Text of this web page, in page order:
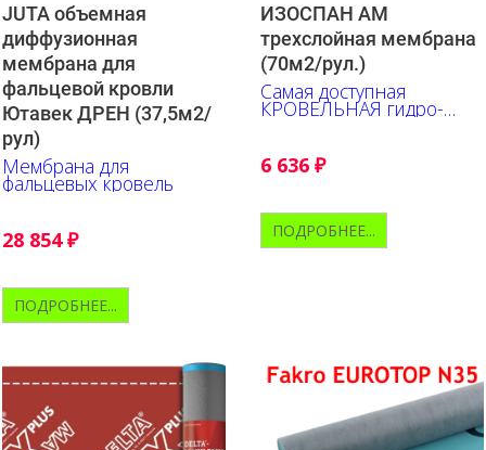
JUTA объемная
диффузионная
мембрана для
фальцевой кровли
Ютавек ДРЕН (37,5м2/
рул)
Мембрана для
фальцевых кровель
28 854₽
ПОДРОБНЕЕ...
ИЗОСПАН АМ
трехслойная мембрана
(70м2/рул.)
Самая доступная
КРОВЕЛЬНАЯ гидро-
мембрана ИЗОСПАН
6 636 ₽
ПОДРОБНЕЕ...